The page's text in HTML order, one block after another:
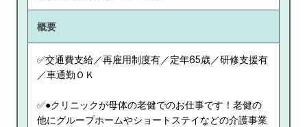
概要
✅交通費支給／再雇用制度有／定年65歳／研修支援有
／車通勤ＯＫ
✅●クリニックが母体の老健でのお仕事です！老健の
他にグループホームやショートステイなどの介護事業